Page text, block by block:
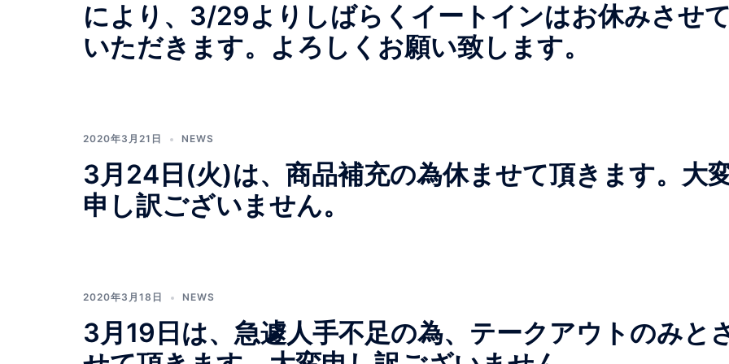
により、3/29よりしばらくイートインはお休みさせて
いただきます。よろしくお願い致します。
2020年3月21日 NEWS
3月24日(火)は、商品補充の為休ませて頂きます。大
申し訳ございません。
2020年3月18日 NEWS
3月19日は、急遽人手不足の為、テークアウトのみと